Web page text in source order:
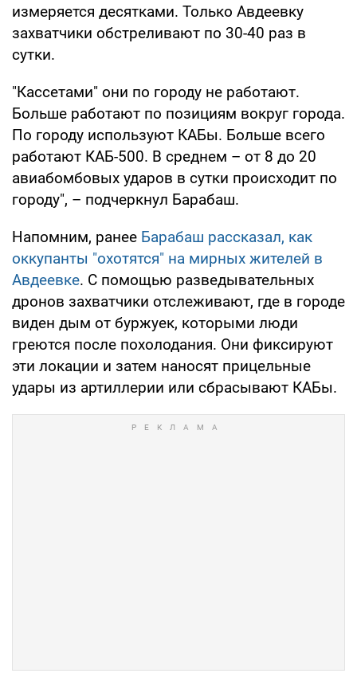
измеряется десятками. Только Авдеевку
захватчики обстреливают по 30-40 раз в
сутки.
"Кассетами" они по городу не работают.
Больше работают по позициям вокруг города.
По городу используют КАБы. Больше всего
работают КАБ-500. В среднем – от 8 до 20
авиабомбовых ударов в сутки происходит по
городу", – подчеркнул Барабаш.
Напомним, ранее Барабаш рассказал, как
оккупанты "охотятся" на мирных жителей в
Авдеевке. С помощью разведывательных
дронов захватчики отслеживают, где в городе
виден дым от буржуек, которыми люди
греются после похолодания. Они фиксируют
эти локации и затем наносят прицельные
удары из артиллерии или сбрасывают КАБы.